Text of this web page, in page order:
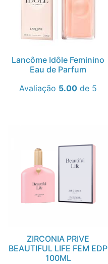
Lancôme Idôle Feminino
Eau de Parfum
Avaliação 5.00 de 5
ZIRCONIA PRIVE
BEAUTIFUL LIFE FEM EDP
100ML